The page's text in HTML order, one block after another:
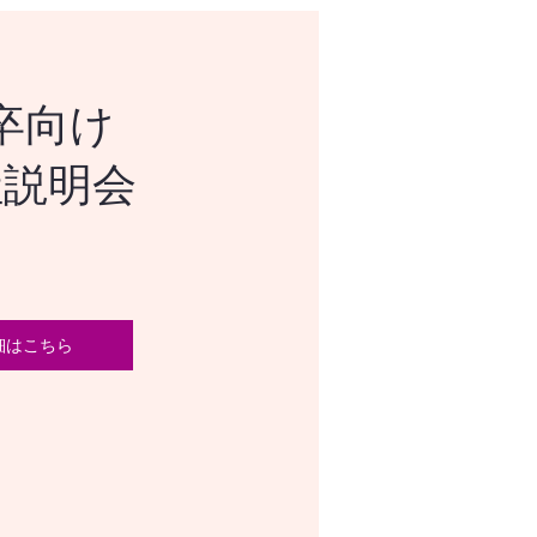
向け
明会
はこちら